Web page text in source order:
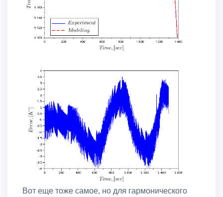
Вот еще тоже самое, но для гармонического